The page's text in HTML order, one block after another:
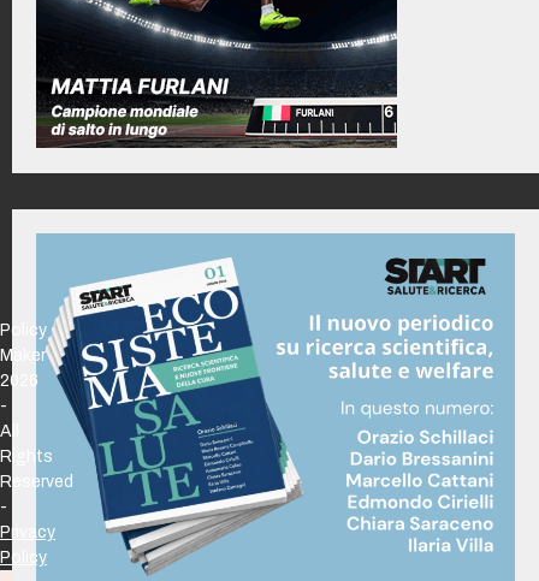
Policy
Maker
2026
-
All
Rights
Reserved
-
Privacy
Policy